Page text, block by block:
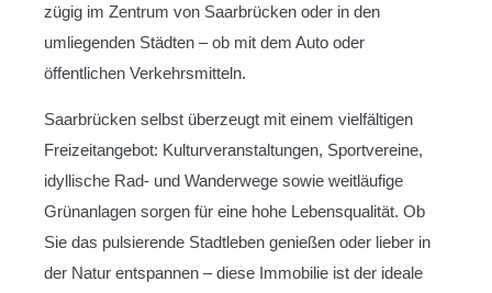
zügig im Zentrum von Saarbrücken oder in den
umliegenden Städten – ob mit dem Auto oder
öffentlichen Verkehrsmitteln.
Saarbrücken selbst überzeugt mit einem vielfältigen
Freizeitangebot: Kulturveranstaltungen, Sportvereine,
idyllische Rad- und Wanderwege sowie weitläufige
Grünanlagen sorgen für eine hohe Lebensqualität. Ob
Sie das pulsierende Stadtleben genießen oder lieber in
der Natur entspannen – diese Immobilie ist der ideale